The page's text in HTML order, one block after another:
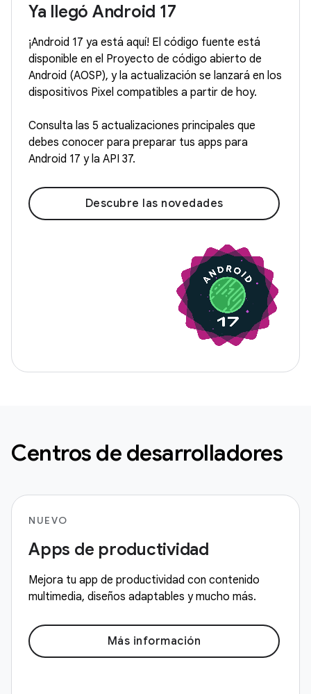
Ya llegó Android 17
¡Android 17 ya está aquí! El código fuente está
disponible en el Proyecto de código abierto de
Android (AOSP), y la actualización se lanzará en los
dispositivos Pixel compatibles a partir de hoy.
Consulta las 5 actualizaciones principales que
debes conocer para preparar tus apps para
Android 17 y la API 37.
Descubre las novedades
Centros de desarrolladores
NUEVO
Apps de productividad
Mejora tu app de productividad con contenido
multimedia, diseños adaptables y mucho más.
Más información